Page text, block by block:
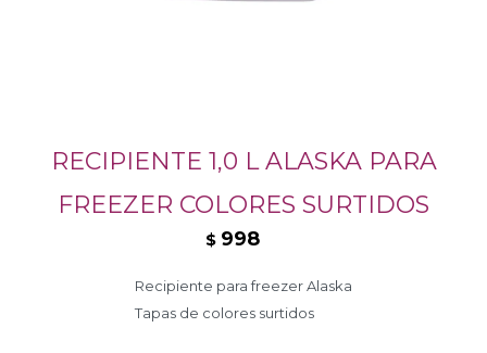
RECIPIENTE 1,0 L ALASKA PARA
FREEZER COLORES SURTIDOS
$ 998
Recipiente para freezer Alaska
Tapas de colores surtidos